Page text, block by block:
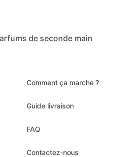
de seconde main
Comment ça marche ?
Guide livraison
FAQ
Contactez-nous